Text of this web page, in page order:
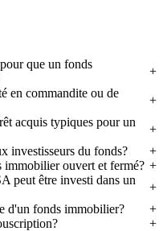
que un fonds
en commandite ou de
acquis typiques pour un
investisseurs du fonds?
immobilier ouvert et fermé?
peut être investi dans un
d'un fonds immobilier?